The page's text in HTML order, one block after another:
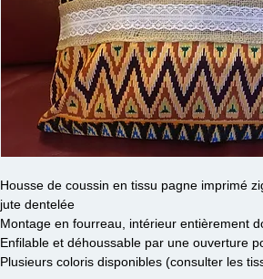
Housse de coussin en tissu pagne imprimé
jute dentelée
Montage en fourreau, intérieur entièrement
Enfilable et déhoussable par une ouverture
Plusieurs coloris disponibles (consulter les